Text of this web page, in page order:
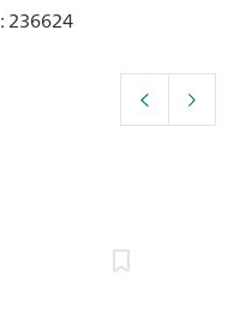
: 236624